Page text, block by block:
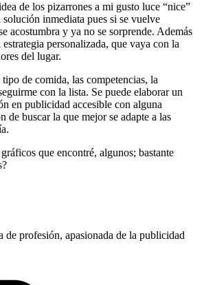
de los pizarrones a mi gusto luce “nice”
solución inmediata pues si se vuelve
acostumbra y ya no se sorprende. Además
estrategia personalizada, que vaya con la
del lugar.
de comida, las competencias, la
con la lista. Se puede elaborar un
en publicidad accesible con alguna
de buscar la que mejor se adapte a las
que encontré, algunos; bastante
profesión, apasionada de la publicidad